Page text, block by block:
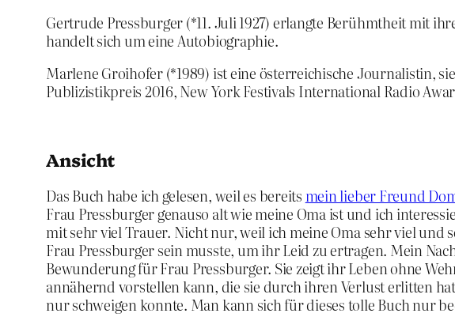
Gertrude Pressburger (*11. Juli 1927) erlangte Berühmtheit mit
handelt sich um eine Autobiographie.
Marlene Groihofer (*1989) ist eine österreichische Journalistin,
Publizistikpreis 2016, New York Festivals International Radio
Ansicht
Das Buch habe ich gelesen, weil es bereits mein lieber Freund
Frau Pressburger genauso alt wie meine Oma ist und ich
mit sehr viel Trauer. Nicht nur, weil ich meine Oma sehr viel
Frau Pressburger sein musste, um ihr Leid zu ertragen. Mein
Bewunderung für Frau Pressburger. Sie zeigt ihr Leben ohne
annähernd vorstellen kann, die sie durch ihren Verlust erlitten
nur schweigen konnte. Man kann sich für dieses tolle Buch nur